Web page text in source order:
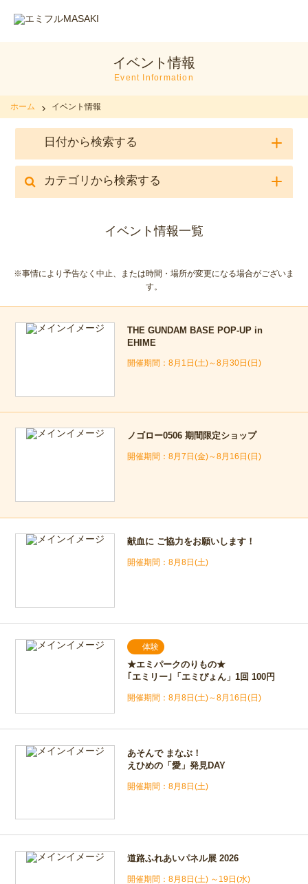
イベント情報
Event Information
ホーム イベント情報
日付から検索する
カテゴリから検索する
イベント情報一覧
※事情により予告なく中止、または時間・場所が変更になる場合がございま
す。
THE GUNDAM BASE POP-UP in
EHIME
8月1日(土)～8月30日(日)
ノゴロー0506 期間限定ショップ
8月7日(金)～8月16日(日)
献血に ご協力をお願いします！
8月8日(土)
体験
★エミパークのりもの★
｢エミリー｣「エミぴょん」1回 100円
8月8日(土)～8月16日(日)
あそんで まなぶ！
えひめの「愛」発見DAY
8月8日(土)
道路ふれあいパネル展 2026
8月8日(土) ～19日(水)